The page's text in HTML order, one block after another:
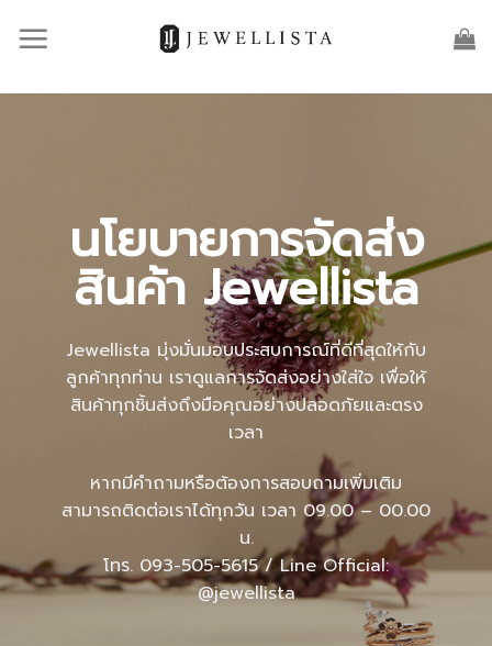
นโยบายการจัดส่ง
สินค้า Jewellista
Jewellista มุ่งมั่นมอบประสบการณ์ที่ดีที่สุดให้กับ
ลูกค้าทุกท่าน เราดูแลการจัดส่งอย่างใส่ใจ เพื่อให้
สินค้าทุกชิ้นส่งถึงมือคุณอย่างปลอดภัยและตรง
เวลา
หากมีคำถามหรือต้องการสอบถามเพิ่มเติม
สามารถติดต่อเราได้ทุกวัน เวลา 09.00 – 00.00
น.
โทร. 093-505-5615 / Line Official:
@jewellista